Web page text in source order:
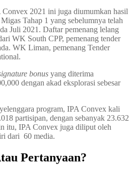
Convex 2021 ini juga diumumkan hasil
Tahap 1 yang sebelumnya telah
Juli 2021. Daftar pemenang lelang
WK South CPP, pemenang tender
WK Liman, pemenang Tender
bonus yang diterima
dengan akad eksplorasi sebesar
program, IPA Convex kali
partisipan, dengan sebanyak 23.632
itu, IPA Convex juga diliput oleh
dari 60 media.
Pertanyaan?